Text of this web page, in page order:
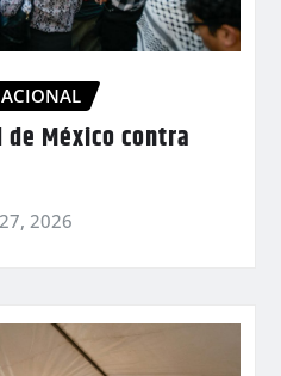
México contra
2026